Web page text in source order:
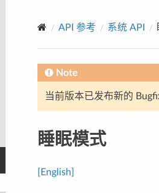
API 参考 系统 API
Note
当前版本已发布新的
睡眠模式
[English]